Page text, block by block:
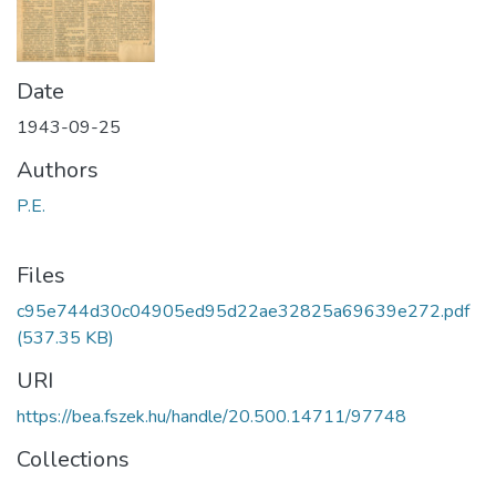
Date
1943-09-25
Authors
P.E.
Files
c95e744d30c04905ed95d22ae32825a69639e272.pdf
(537.35 KB)
URI
https://bea.fszek.hu/handle/20.500.14711/97748
Collections